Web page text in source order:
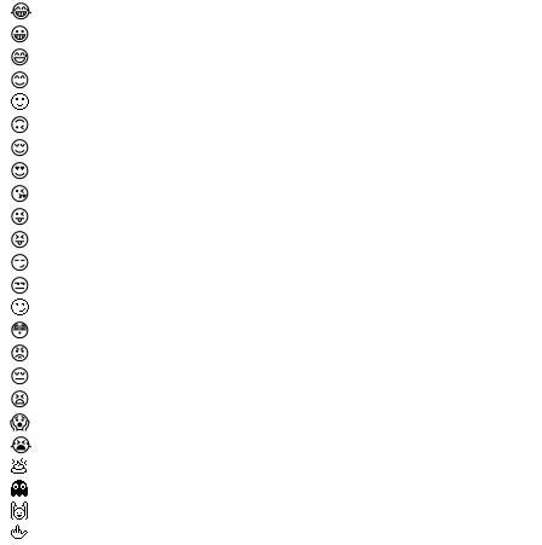
😂
😀
😅
😊
🙂
🙃
😌
😍
😘
😜
😝
😏
😒
🙄
😳
😡
😔
😫
😱
😭
💩
👻
🙌
🖕